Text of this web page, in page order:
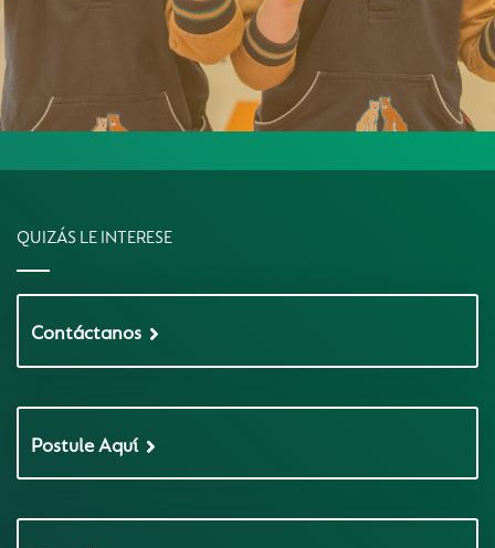
QUIZÁS LE INTERESE
Contáctanos
Postule Aquí